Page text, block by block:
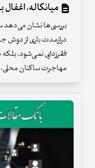
میانکاله، اغفال
بررسی‌ها نشان می‌دهد
درازمدت باری از دوش
فقرزدایی نمی‌شود،
مهاجرت ساکنان محلی،